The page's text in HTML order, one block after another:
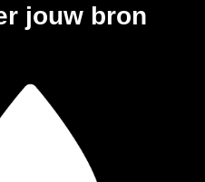
jouw bron